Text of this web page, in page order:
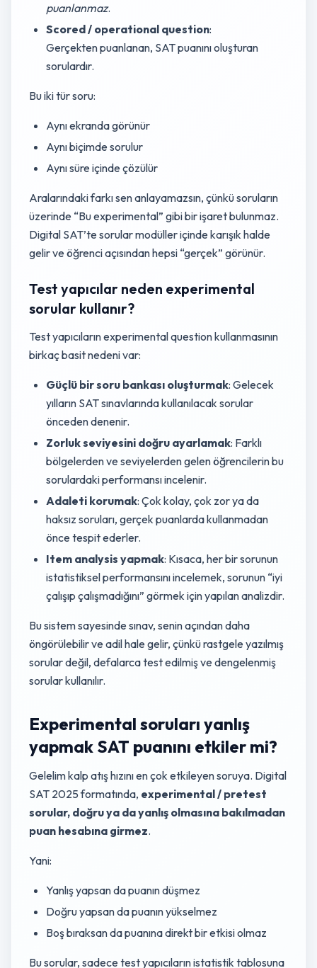
puanlanmaz.
Scored / operational question:
Gerçekten puanlanan, SAT puanını oluşturan
sorulardır.
Bu iki tür soru:
Aynı ekranda görünür
Aynı biçimde sorulur
Aynı süre içinde çözülür
Aralarındaki farkı sen anlayamazsın, çünkü soruların
üzerinde “Bu experimental” gibi bir işaret bulunmaz.
Digital SAT’te sorular modüller içinde karışık halde
gelir ve öğrenci açısından hepsi “gerçek” görünür.
Test yapıcılar neden experimental
sorular kullanır?
Test yapıcıların experimental question kullanmasının
birkaç basit nedeni var:
Güçlü bir soru bankası oluşturmak: Gelecek
yılların SAT sınavlarında kullanılacak sorular
önceden denenir.
Zorluk seviyesini doğru ayarlamak: Farklı
bölgelerden ve seviyelerden gelen öğrencilerin bu
sorulardaki performansı incelenir.
Adaleti korumak: Çok kolay, çok zor ya da
haksız soruları, gerçek puanlarda kullanmadan
önce tespit ederler.
Item analysis yapmak: Kısaca, her bir sorunun
istatistiksel performansını incelemek, sorunun “iyi
çalışıp çalışmadığını” görmek için yapılan analizdir.
Bu sistem sayesinde sınav, senin açından daha
öngörülebilir ve adil hale gelir, çünkü rastgele yazılmış
sorular değil, defalarca test edilmiş ve dengelenmiş
sorular kullanılır.
Experimental soruları yanlış
yapmak SAT puanını etkiler mi?
Gelelim kalp atış hızını en çok etkileyen soruya. Digital
SAT 2025 formatında, experimental / pretest
sorular, doğru ya da yanlış olmasına bakılmadan
puan hesabına girmez.
Yani:
Yanlış yapsan da puanın düşmez
Doğru yapsan da puanın yükselmez
Boş bıraksan da puanına direkt bir etkisi olmaz
Bu sorular, sadece test yapıcıların istatistik tablosuna